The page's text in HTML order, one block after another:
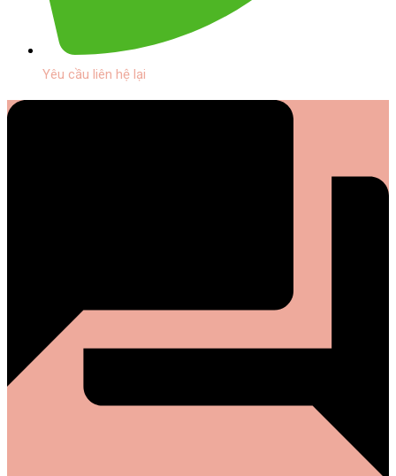
Yêu cầu liên hệ lại